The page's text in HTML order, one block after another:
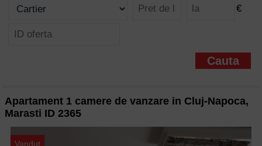
€
Apartament 1 camere de vanzare in Cluj-Napoca,
Marasti ID 2365
Vandut